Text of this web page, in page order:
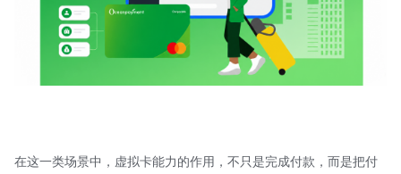
在这一类场景中，虚拟卡能力的作用，不只是完成付款，而是把付